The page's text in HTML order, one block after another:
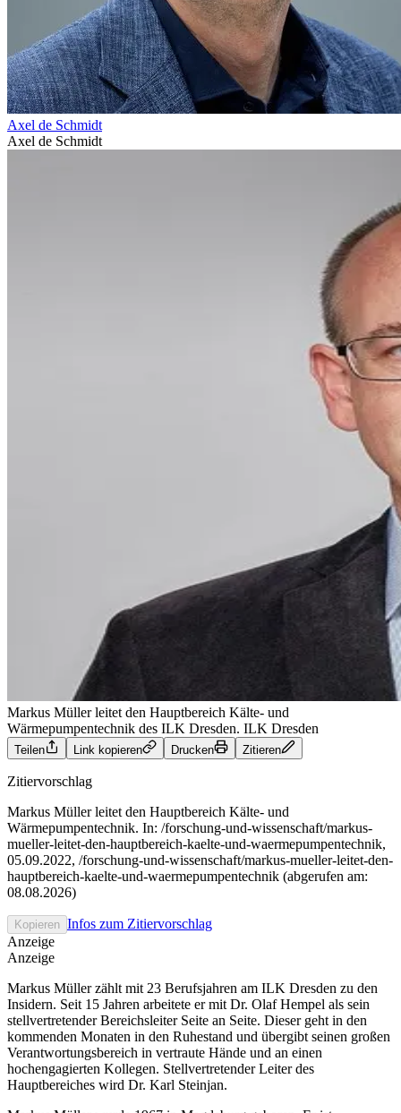
Axel de Schmidt
Axel de Schmidt
Markus Müller leitet den Hauptbereich Kälte- und
Wärmepumpentechnik des ILK Dresden. ILK Dresden
Teilen Link kopieren Drucken Zitieren
Zitiervorschlag
Markus Müller leitet den Hauptbereich Kälte- und
Wärmepumpentechnik. In: /forschung-und-wissenschaft/markus-
mueller-leitet-den-hauptbereich-kaelte-und-waermepumpentechnik,
05.09.2022, /forschung-und-wissenschaft/markus-mueller-leitet-den-
hauptbereich-kaelte-und-waermepumpentechnik (abgerufen am:
08.08.2026)
Kopieren Infos zum Zitiervorschlag
Anzeige
Anzeige
Markus Müller zählt mit 23 Berufsjahren am ILK Dresden zu den
Insidern. Seit 15 Jahren arbeitete er mit Dr. Olaf Hempel als sein
stellvertretender Bereichsleiter Seite an Seite. Dieser geht in den
kommenden Monaten in den Ruhestand und übergibt seinen großen
Verantwortungsbereich in vertraute Hände und an einen
hochengagierten Kollegen. Stellvertretender Leiter des
Hauptbereiches wird Dr. Karl Steinjan.